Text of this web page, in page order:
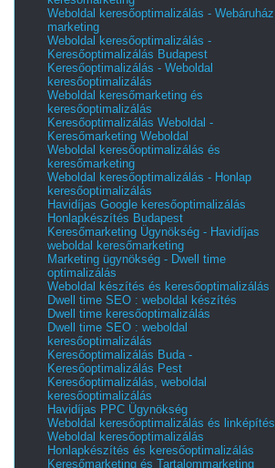
Weboldal keresőoptimalizálás - Webáruház
marketing
Weboldal keresőoptimalizálás -
Keresőoptimalizálás Budapest
Keresőoptimalizálás - Weboldal
keresőoptimalizálás
Weboldal keresőmarketing és
keresőoptimalizálás
Keresőoptimalizálás Weboldal -
Keresőmarketing Weboldal
Weboldal keresőoptimalizálás és
keresőmarketing
Weboldal keresőoptimalizálás - Honlap
keresőoptimalizálás
Havidíjas Google keresőoptimalizálás
Honlapkészítés Budapest
Keresőmarketing Ügynökség - Havidíjas
weboldal keresőmarketing
Marketing ügynökség - Dwell time
optimalizálás
Weboldal készítés és keresőoptimalizálás
Dwell time SEO : weboldal készítés
Dwell time keresőoptimalizálás
Dwell time SEO : weboldal
keresőoptimalizálás
Keresőoptimalizálás Buda -
Keresőoptimalizálás Pest
Keresőoptimalizálás, weboldal
keresőoptimalizálás
Havidíjas PPC Ügynökség
Weboldal keresőoptimalizálás és linképítés
Weboldal keresőoptimalizálás
Honlapkészítés és keresőoptimalizálás
Keresőmarketing és Tartalommarketing